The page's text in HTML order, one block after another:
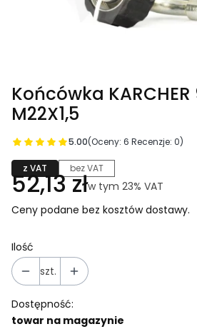
Końcówka KARCHER
M22X1,5
5.00(Oceny: 6 Recenzje: 0)
z VAT bez VAT
Cena
52,13 złw tym 23% VAT
w tym 23% VAT
Ceny podane bez kosztów dostawy.
Ilość
szt.
Dostępność:
towar na magazynie